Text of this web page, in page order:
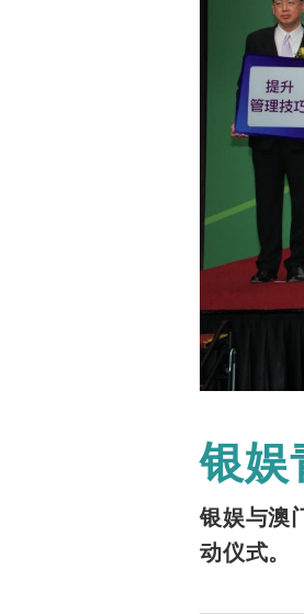
银娱
银娱与澳
动仪式。